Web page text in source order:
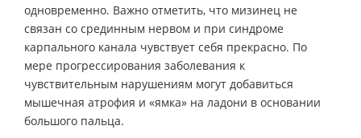
одновременно. Важно отметить, что мизинец не
связан со срединным нервом и при синдроме
карпального канала чувствует себя прекрасно. По
мере прогрессирования заболевания к
чувствительным нарушениям могут добавиться
мышечная атрофия и «ямка» на ладони в основании
большого пальца.